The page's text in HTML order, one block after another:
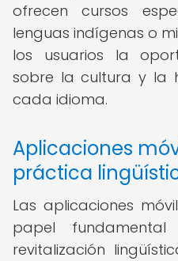
ofrecen cursos
lenguas indígenas o
los usuarios la
sobre la cultura y la
cada idioma.
Aplicaciones
práctica
Las aplicaciones
papel
revitalización